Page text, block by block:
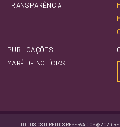
TRANSPARÊNCIA
PUBLICAÇÕES
MARÉ DE NOTÍCIAS
TODOS OS DIREITOS RESERVADOS @ 2026